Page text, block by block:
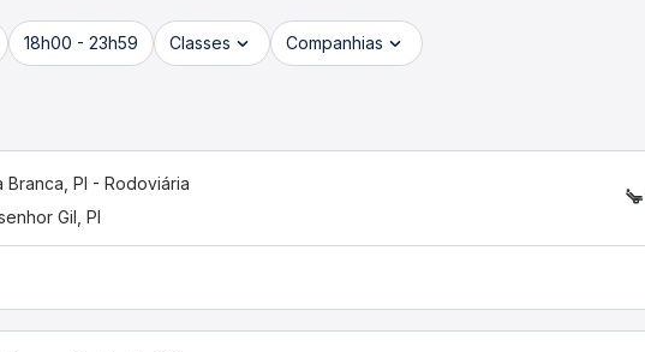
18h00 - 23h59 Classes Companhias
Branca, PI - Rodoviária
Gil, PI